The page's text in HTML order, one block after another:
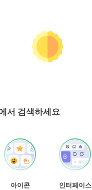
서 검색하세요
아이콘
인터페이스